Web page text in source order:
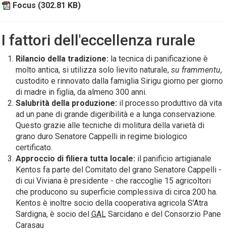
Focus (302.81 KB)
I fattori dell'eccellenza rurale
Rilancio della tradizione: la tecnica di panificazione è
molto antica, si utilizza solo lievito naturale, su frammentu,
custodito e rinnovato dalla famiglia Sirigu giorno per giorno
di madre in figlia, da almeno 300 anni.
Salubrità della produzione: il processo produttivo dà vita
ad un pane di grande digeribilità e a lunga conservazione.
Questo grazie alle tecniche di molitura della varietà di
grano duro Senatore Cappelli in regime biologico
certificato.
Approccio di filiera tutta locale: il panificio artigianale
Kentos fa parte del Comitato del grano Senatore Cappelli -
di cui Viviana è presidente - che raccoglie 15 agricoltori
che producono su superficie complessiva di circa 200 ha.
Kentos è inoltre socio della cooperativa agricola S'Atra
Sardigna, è socio del GAL Sarcidano e del Consorzio Pane
Carasau